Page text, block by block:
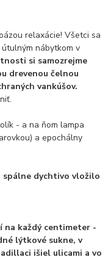
relaxácie! Všetci sa
nábytkom v
si samozrejme
drevenou čelnou
vankúšov.
- a na ňom lampa
a epochálny
spálne dychtivo vložilo
na každý centimeter -
lýtkové sukne, v
išiel ulicami a vo